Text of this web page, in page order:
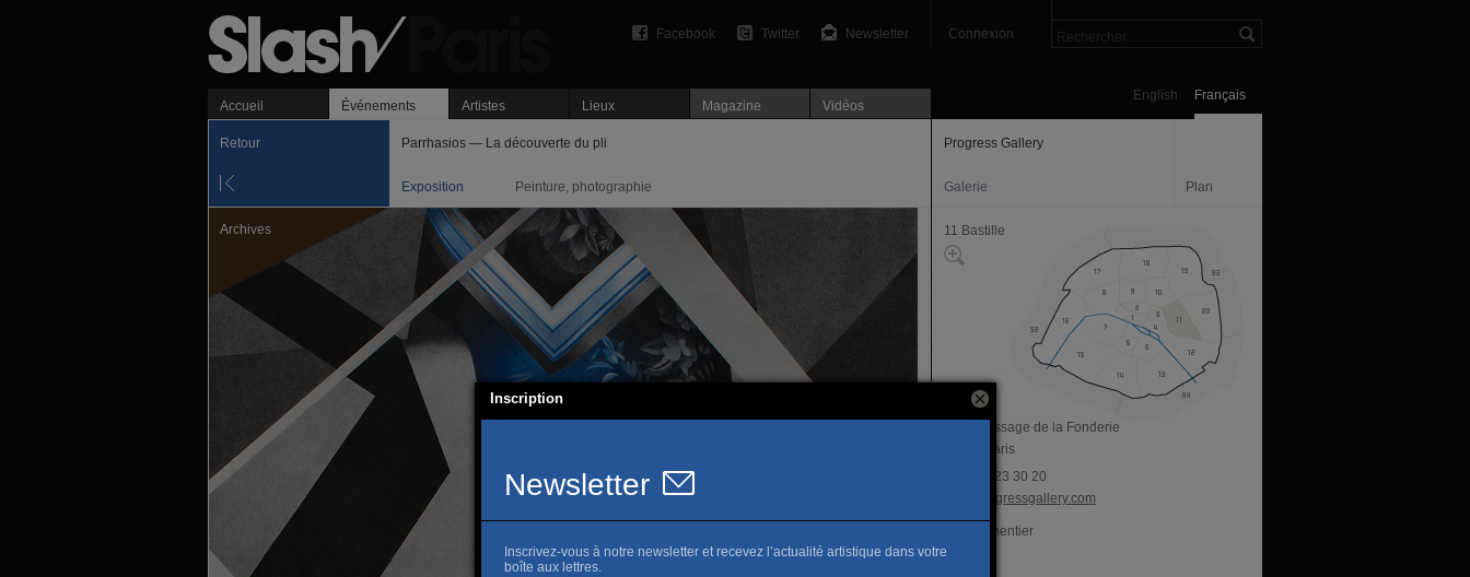
Connexion
Newsletter
Twitter
Facebook
Français
English
Accueil Événements Artistes Lieux Magazine Vidéos
Retour Parrhasios — La découverte du pli
Exposition Peinture, photographie
Archives
Progress Gallery
Galerie Plan
11 Bastille
4, bis passage de la Fonderie
75011 Paris
T. 01 70 23 30 20
www.progressgallery.com
Parmentier
Inscription